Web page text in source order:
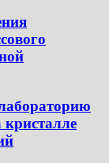
кристалле